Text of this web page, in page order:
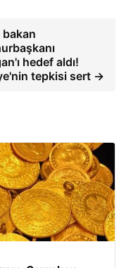
bakan
hedef aldı!
tepkisi sert →